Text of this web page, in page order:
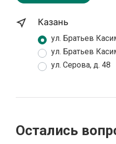
Казань
ул. Братьев
ул. Братьев
ул. Серова, д. 48
Остались